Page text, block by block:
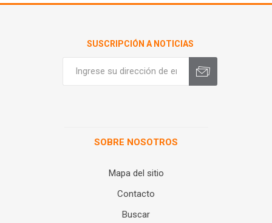
SUSCRIPCIÓN A NOTICIAS
SOBRE NOSOTROS
Mapa del sitio
Contacto
Buscar